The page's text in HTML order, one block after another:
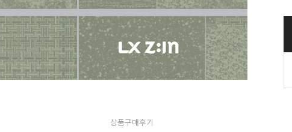
상품구매후기